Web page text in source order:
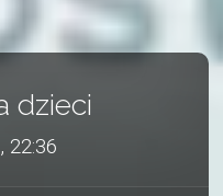
dzieci
22:36